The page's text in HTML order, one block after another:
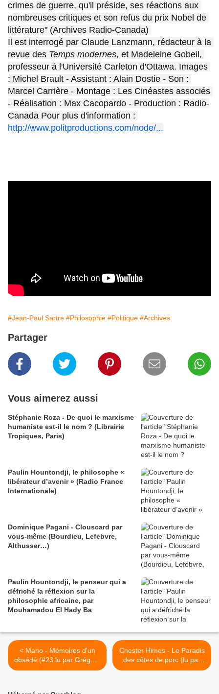
crimes de guerre, qu'il préside, ses réactions aux
nombreuses critiques et son refus du prix Nobel de
littérature" (Archives Radio-Canada)
Il est interrogé par Claude Lanzmann, rédacteur à la
revue des Temps modernes, et Madeleine Gobeil,
professeur à l'Université Carleton d'Ottawa. Images
: Michel Brault - Assistant : Alain Dostie - Son :
Marcel Carrière - Montage : Les Cinéastes associés
- Réalisation : Max Cacopardo - Production : Radio-
http://www.politproductions.com/node/...
#Jean-Paul Sartre #Philosophie #Politique #Archives
Partager
Vous aimerez aussi
Stéphanie Roza - De quoi le marxisme
humaniste est-il le nom ? (Librairie
Tropiques, Paris)
Paulin Hountondji, le philosophe «
libérateur d’avenir » (Radio France
Internationale)
Dominique Pagani - Clouscard par
vous-même (Bourdieu, Lefebvre,
Althusser…)
Paulin Hountondji, le penseur qui a
défriché la réflexion sur la
philosophie africaine, par
Mouhamadou El Hady Ba
< Mano - Mémoires d'un
obsédé (#23 lu par Grégory
Protche)
Chester Himes - Le Paradis
des côtes de porc (lu par
Grégory Protche) >